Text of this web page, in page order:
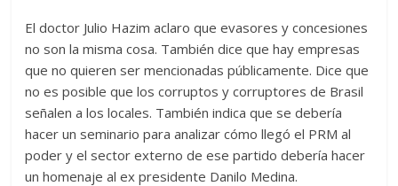
El doctor Julio Hazim aclaro que evasores y concesiones
no son la misma cosa. También dice que hay empresas
que no quieren ser mencionadas públicamente. Dice que
no es posible que los corruptos y corruptores de Brasil
señalen a los locales. También indica que se debería
hacer un seminario para analizar cómo llegó el PRM al
poder y el sector externo de ese partido debería hacer
un homenaje al ex presidente Danilo Medina.